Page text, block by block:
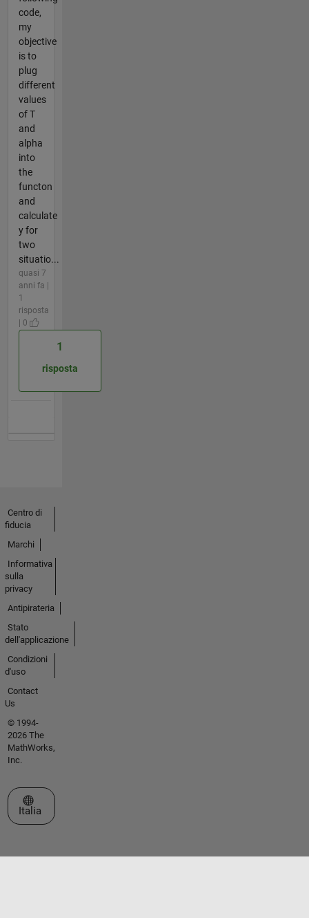
code,
my
objective
is to
plug
different
values
of T
and
alpha
into
the
functon
and
calculate
y for
two
situatio...
quasi 7
anni fa |
1
risposta
| 0
1
risposta
Centro di
fiducia
Marchi
Informativa
sulla
privacy
Antipirateria
Stato
dell'applicazione
Condizioni
d'uso
Contact
Us
© 1994-
2026 The
MathWorks,
Inc.
Seleziona un sito web
Italia